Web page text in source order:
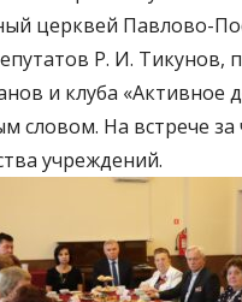
церквей Павлово-
Р. И. Тикунов,
и клуба «Активное
словом. На встрече
учреждений.